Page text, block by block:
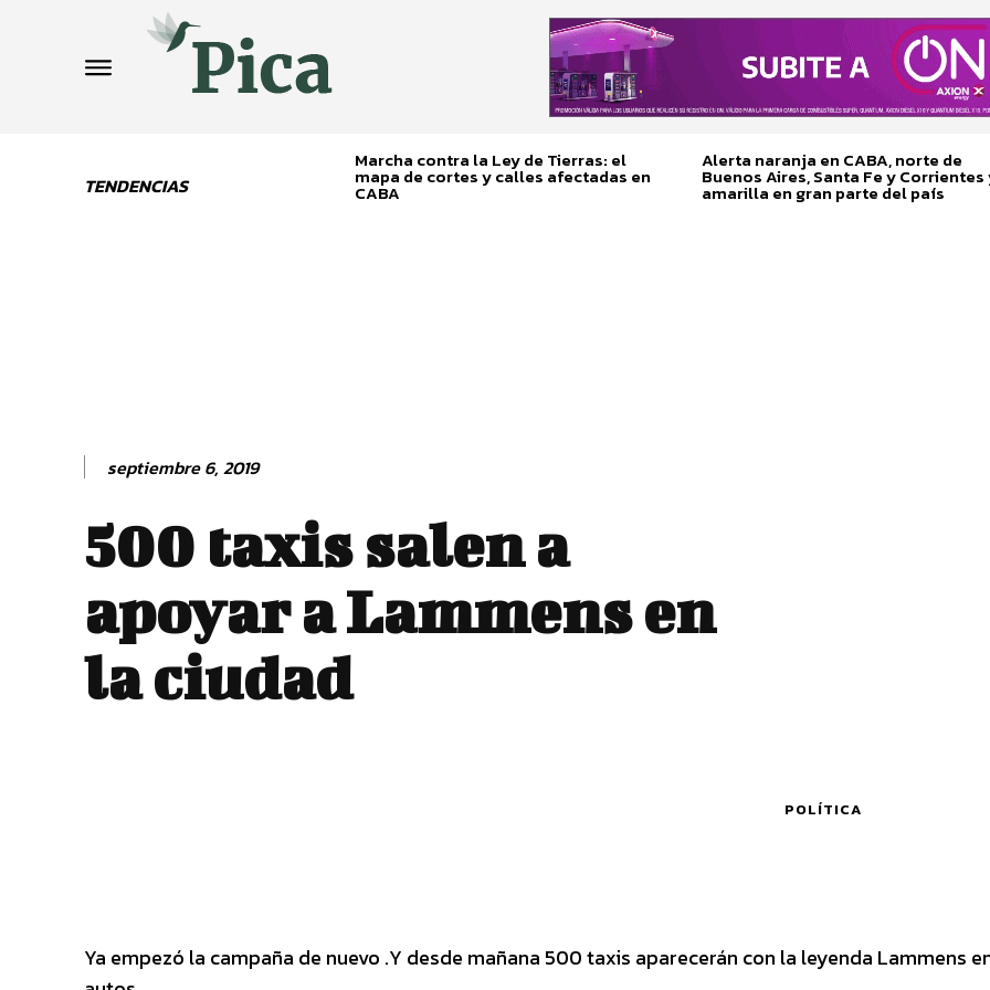
TENDENCIAS
Marcha contra la Ley de Tierras: el
mapa de cortes y calles afectadas en
CABA
Alerta naranja en CABA, norte de
Buenos Aires, Santa Fe y Corrientes
amarilla en gran parte del país
septiembre 6, 2019
500 taxis salen a
apoyar a Lammens en
la ciudad
POLÍTICA
Ya empezó la campaña de nuevo .Y desde mañana 500 taxis aparecerán con la leyenda Lammens